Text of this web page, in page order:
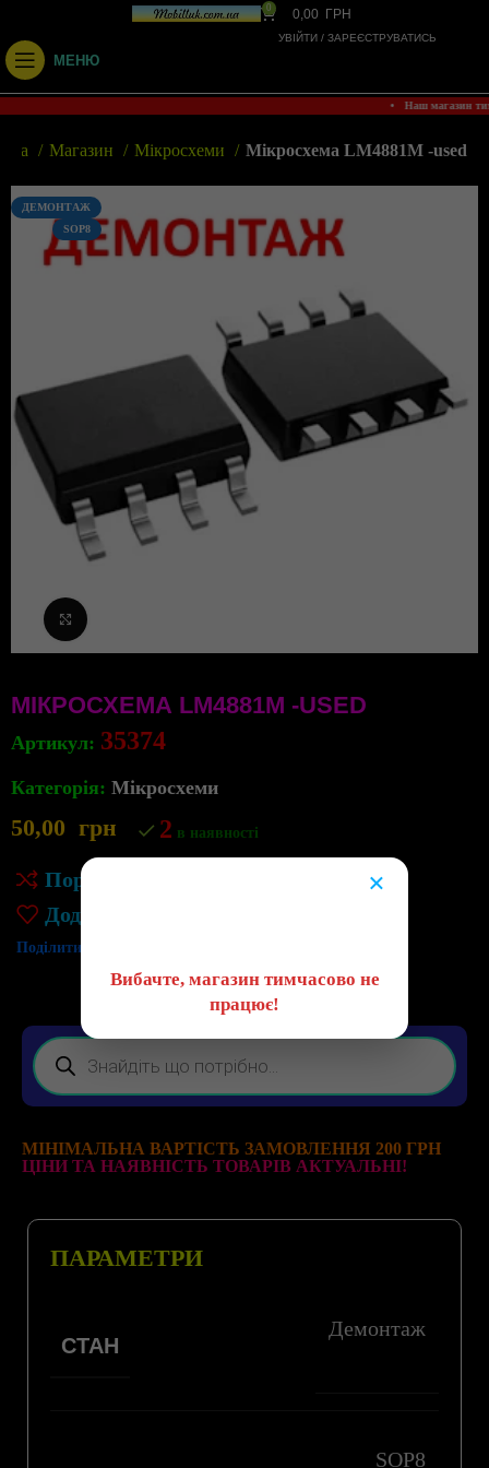
0 0,00 ГРН
УВІЙТИ / ЗАРЕЄСТРУВАТИСЬ
МЕНЮ
• Наш магазин
Магазин Мікросхеми Мікросхема LM4881M -used
ДЕМОНТАЖ
SOP8
МІКРОСХЕМА LM4881M -USED
Артикул: 35374
Категорія: Мікросхеми
50,00 грн 2 в наявності
Порівняння
Додати до списку бажань
Поділитись:
МІНІМАЛЬНА ВАРТІСТЬ ЗАМОВЛЕННЯ 200 ГРН
ЦІНИ ТА НАЯВНІСТЬ ТОВАРІВ АКТУАЛЬНІ!
ПАРАМЕТРИ
СТАН
Демонтаж
SOP8
×
Вибачте, магазин тимчасово не
працює!